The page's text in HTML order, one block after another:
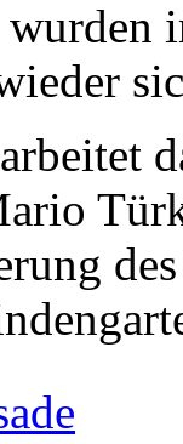
wurden